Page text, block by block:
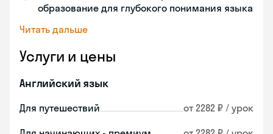
образование для глубокого понимания языка
Читать дальше
Услуги и цены
Английский язык
Для путешествий от 2282 ₽ / урок